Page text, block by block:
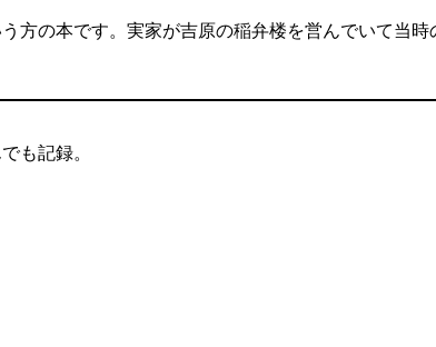
方の本です。実家が吉原の稲弁楼を営んでいて当時
も記録。